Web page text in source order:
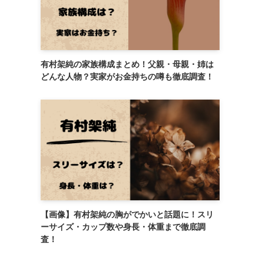
有村架純の家族構成まとめ！父親・母親・姉は
どんな人物？実家がお金持ちの噂も徹底調査！
【画像】有村架純の胸がでかいと話題に！スリ
ーサイズ・カップ数や身長・体重まで徹底調
査！